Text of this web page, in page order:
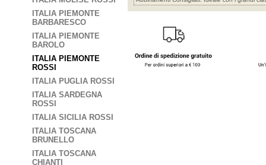
ITALIA PIEMONTE
BARBARESCO
ITALIA PIEMONTE
BAROLO
ITALIA PIEMONTE
ROSSI
ITALIA PUGLIA ROSSI
ITALIA SARDEGNA
ROSSI
ITALIA SICILIA ROSSI
ITALIA TOSCANA
BRUNELLO
ITALIA TOSCANA
CHIANTI